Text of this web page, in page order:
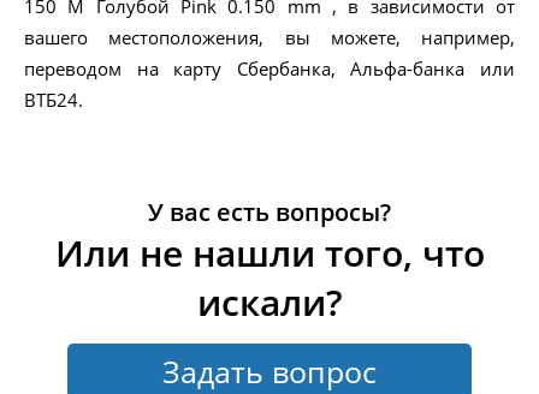
150 M Голубой Pink 0.150 mm , в зависимости от
вашего местоположения, вы можете, например,
переводом на карту Сбербанка, Альфа-банка или
ВТБ24.
У вас есть вопросы?
Или не нашли того, что
искали?
Задать вопрос